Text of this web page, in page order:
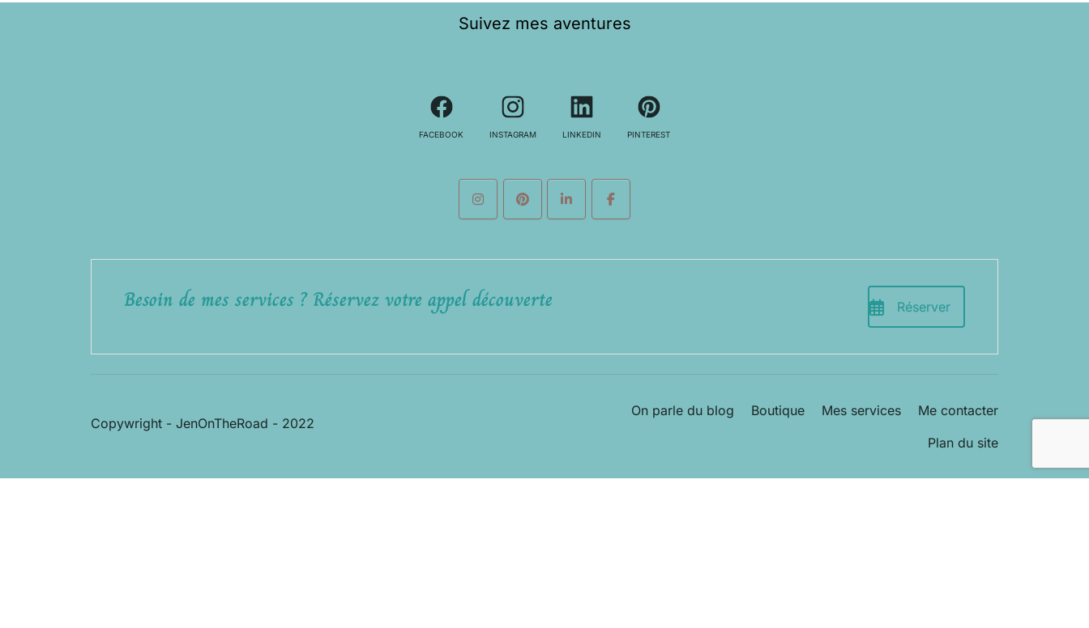
Suivez mes aventures
FACEBOOK INSTAGRAM LINKEDIN PINTEREST
Besoin de mes services ? Réservez votre appel découverte Réserver
On parle du blog Boutique Mes services
Me contacter
Plan du site
Copywright - JenOnTheRoad - 2022